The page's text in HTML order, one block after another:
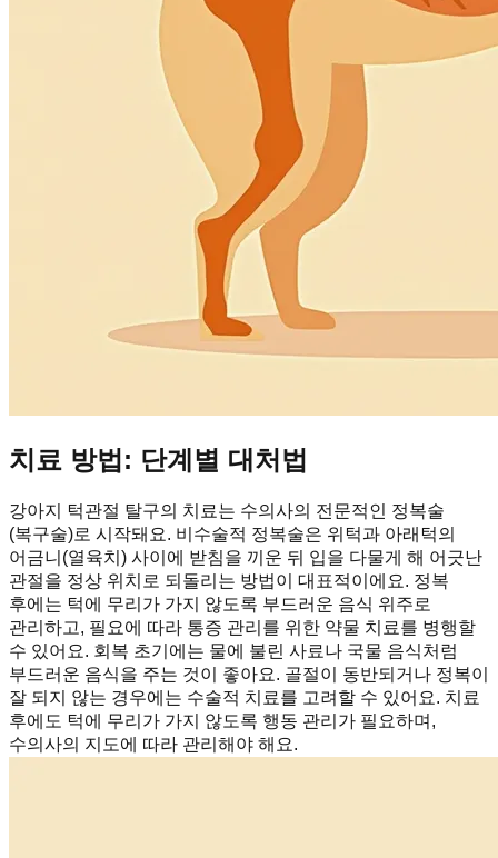
치료 방법: 단계별 대처법
강아지 턱관절 탈구의 치료는 수의사의 전문적인 정복술
(복구술)로 시작돼요. 비수술적 정복술은 위턱과 아래턱의
어금니(열육치) 사이에 받침을 끼운 뒤 입을 다물게 해 어긋난
관절을 정상 위치로 되돌리는 방법이 대표적이에요. 정복
후에는 턱에 무리가 가지 않도록 부드러운 음식 위주로
관리하고, 필요에 따라 통증 관리를 위한 약물 치료를 병행할
수 있어요. 회복 초기에는 물에 불린 사료나 국물 음식처럼
부드러운 음식을 주는 것이 좋아요. 골절이 동반되거나 정복이
잘 되지 않는 경우에는 수술적 치료를 고려할 수 있어요. 치료
후에도 턱에 무리가 가지 않도록 행동 관리가 필요하며,
수의사의 지도에 따라 관리해야 해요.